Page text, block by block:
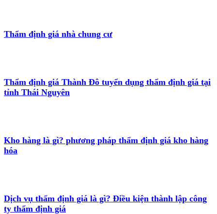
Thẩm định giá nhà chung cư
Thẩm định giá Thành Đô tuyển dụng thẩm định giá tại
tỉnh Thái Nguyên
Kho hàng là gì? phương pháp thẩm định giá kho hàng
hóa
Dịch vụ thẩm định giá là gì? Điều kiện thành lập công
ty thẩm định giá